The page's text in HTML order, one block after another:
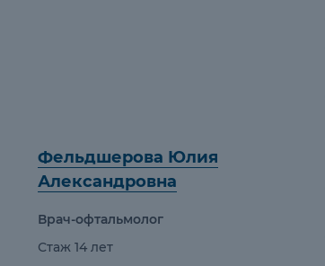
Фельдшерова Юлия
Александровна
Врач-офтальмолог
Стаж 14 лет